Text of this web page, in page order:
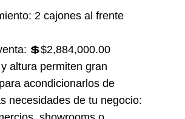
2 cajones al frente
💲$2,884,000.00
altura permiten gran
acondicionarlos de
necesidades de tu negocio: